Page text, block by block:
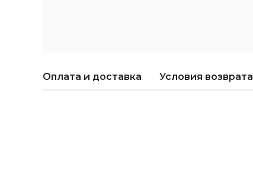
Оплата и доставка Условия возврата